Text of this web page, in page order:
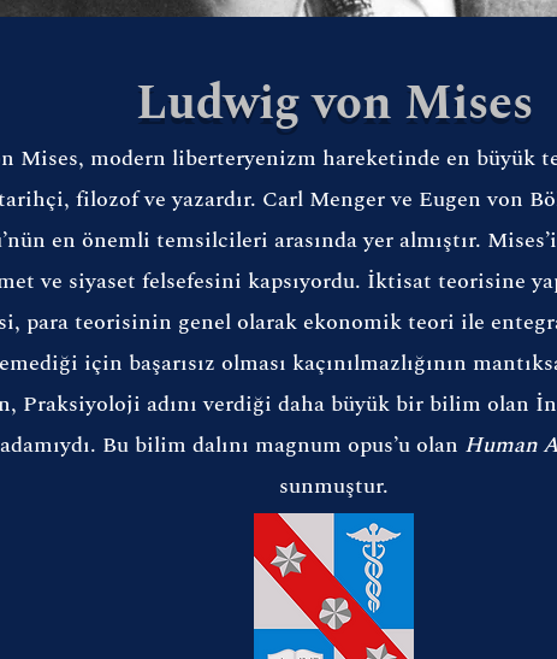
Ludwig von Mises
Mises, modern liberteryenizm hareketinde en büyük
filozof ve yazardır. Carl Menger ve Eugen von
en önemli temsilcileri arasında yer almıştır.
ve siyaset felsefesini kapsıyordu. İktisat teorisine
para teorisinin genel olarak ekonomik teori ile
için başarısız olması kaçınılmazlığının
Praksiyoloji adını verdiği daha büyük bir bilim olan
Bu bilim dalını magnum opus’u olan Human
sunmuştur.